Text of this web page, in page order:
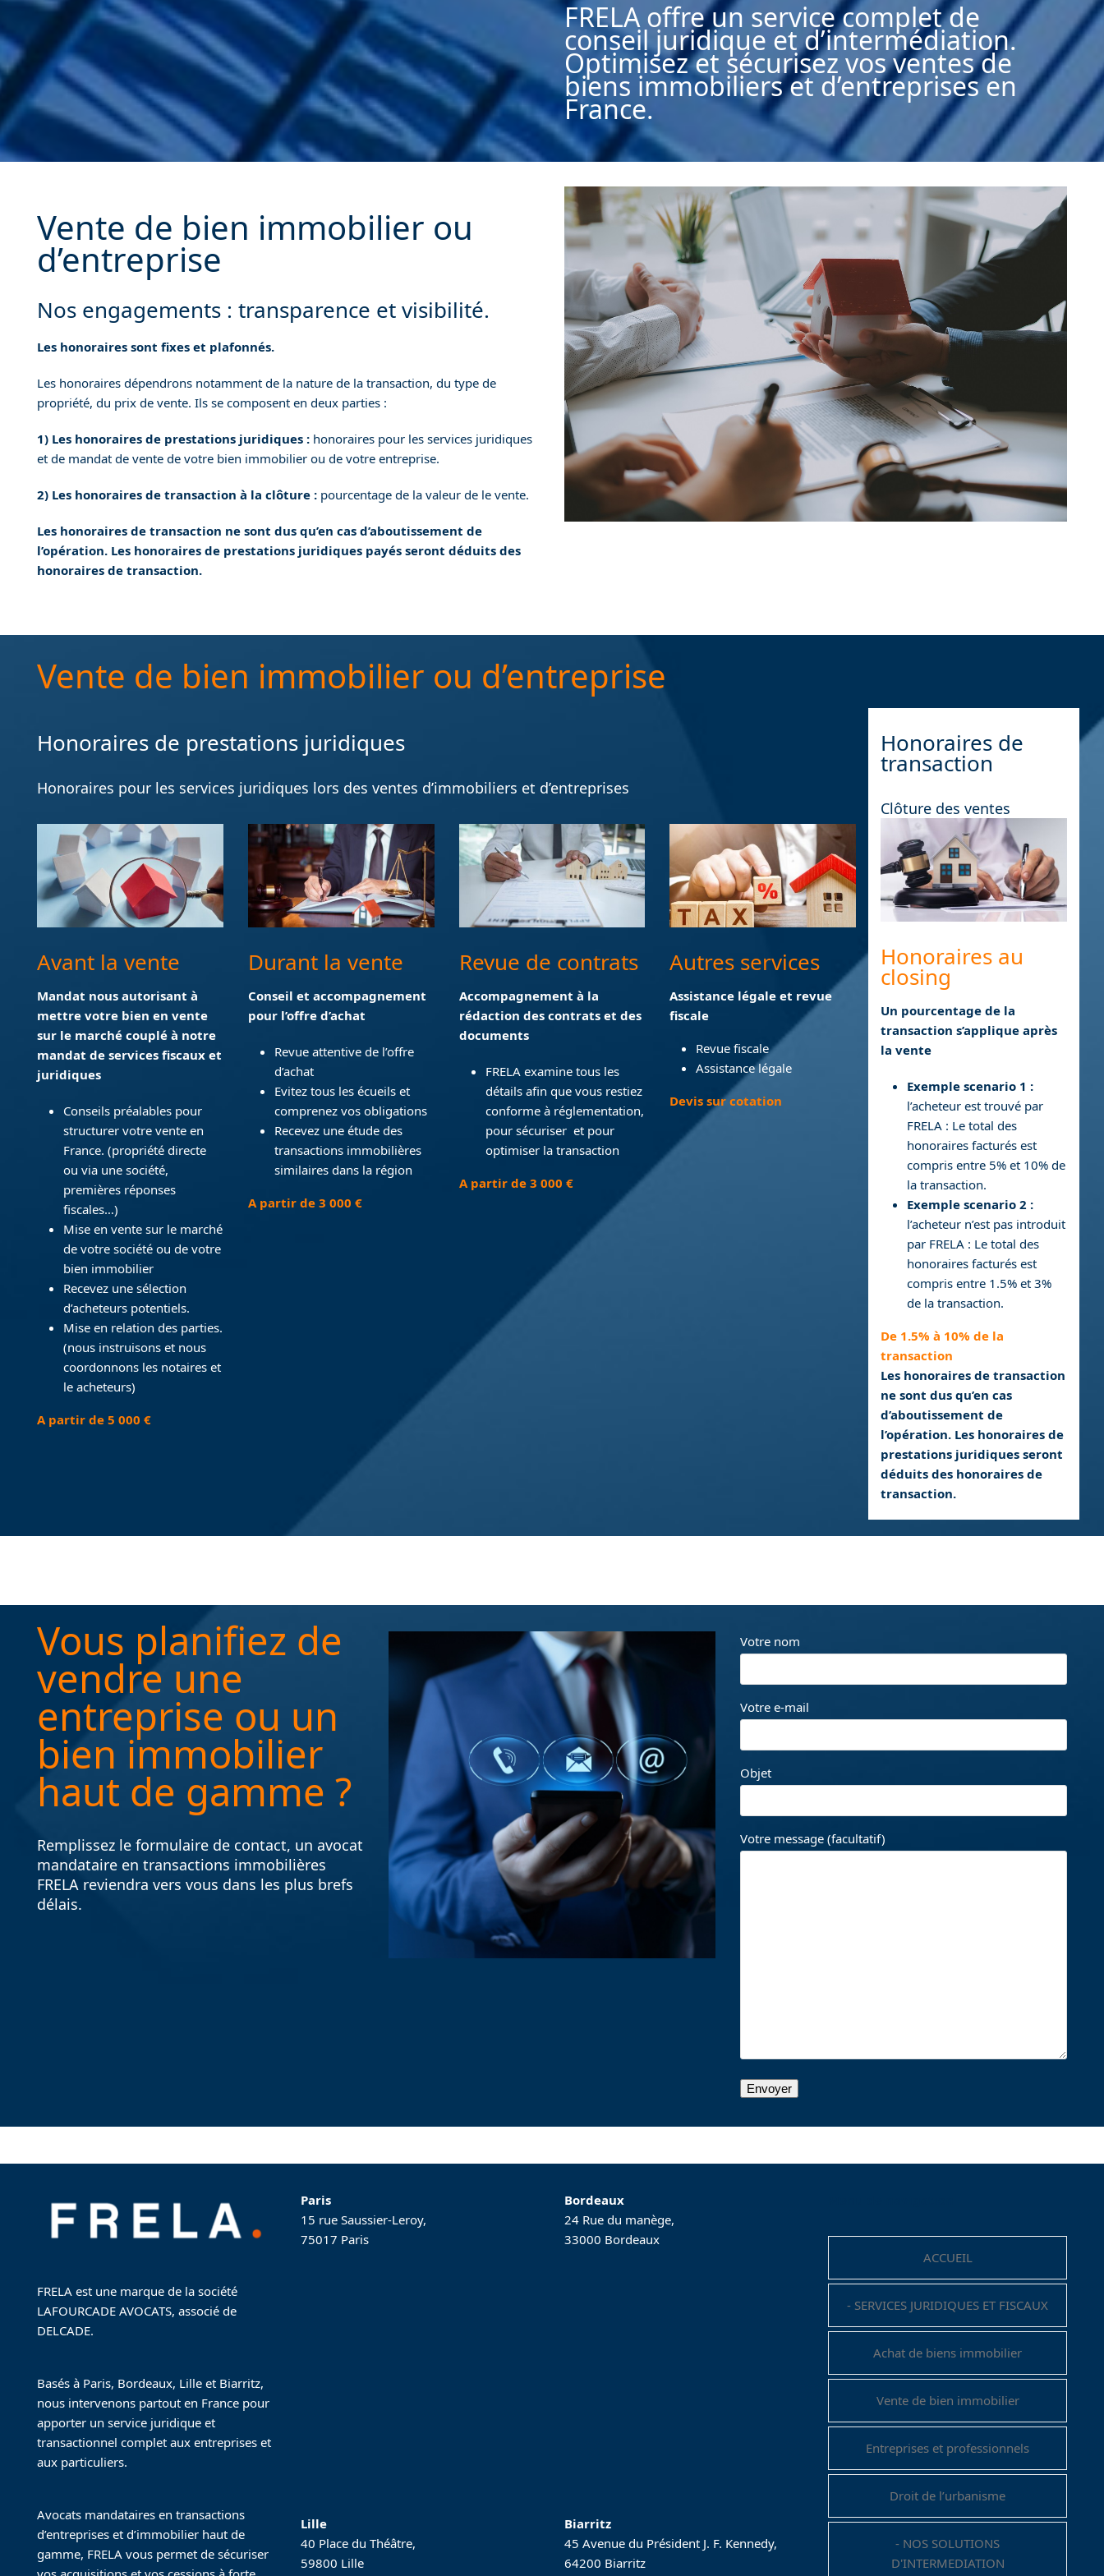
FRELA offre un service complet de
conseil juridique et d’intermédiation.
Optimisez et sécurisez vos ventes de
biens immobiliers et d’entreprises en
France.
Vente de bien immobilier ou
d’entreprise
Nos engagements : transparence et visibilité.
Les honoraires sont fixes et plafonnés.
Les honoraires dépendrons notamment de la nature de la transaction, du type de
propriété, du prix de vente. Ils se composent en deux parties :
1) Les honoraires de prestations juridiques : honoraires pour les services juridiques
et de mandat de vente de votre bien immobilier ou de votre entreprise.
2) Les honoraires de transaction à la clôture : pourcentage de la valeur de le vente.
Les honoraires de transaction ne sont dus qu’en cas d’aboutissement de
l’opération. Les honoraires de prestations juridiques payés seront déduits des
honoraires de transaction.
Vente de bien immobilier ou d’entreprise
Honoraires de prestations juridiques
Honoraires pour les services juridiques lors des ventes d’immobiliers et d’entreprises
Avant la vente
Mandat nous autorisant à
mettre votre bien en vente
sur le marché couplé à notre
mandat de services fiscaux et
juridiques
Conseils préalables pour
structurer votre vente en
France. (propriété directe
ou via une société,
premières réponses
fiscales…)
Mise en vente sur le marché
de votre société ou de votre
bien immobilier
Recevez une sélection
d’acheteurs potentiels.
Mise en relation des parties.
(nous instruisons et nous
coordonnons les notaires et
le acheteurs)
A partir de 5 000 €
Durant la vente
Conseil et accompagnement
pour l’offre d’achat
Revue attentive de l’offre
d’achat
Evitez tous les écueils et
comprenez vos obligations
Recevez une étude des
transactions immobilières
similaires dans la région
A partir de 3 000 €
Revue de contrats
Accompagnement à la
rédaction des contrats et des
documents
FRELA examine tous les
détails afin que vous restiez
conforme à réglementation,
pour sécuriser et pour
optimiser la transaction
A partir de 3 000 €
Autres services
Assistance légale et revue
fiscale
Revue fiscale
Assistance légale
Devis sur cotation
Honoraires de
transaction
Clôture des ventes
Honoraires au
closing
Un pourcentage de la
transaction s’applique après
la vente
Exemple scenario 1 :
l’acheteur est trouvé par
FRELA : Le total des
honoraires facturés est
compris entre 5% et 10% de
la transaction.
Exemple scenario 2 :
l’acheteur n’est pas introduit
par FRELA : Le total des
honoraires facturés est
compris entre 1.5% et 3%
de la transaction.
De 1.5% à 10% de la
transaction
Les honoraires de transaction
ne sont dus qu’en cas
d’aboutissement de
l’opération. Les honoraires de
prestations juridiques seront
déduits des honoraires de
transaction.
Vous planifiez de
vendre une
entreprise ou un
bien immobilier
haut de gamme ?
Remplissez le formulaire de contact, un avocat
mandataire en transactions immobilières
FRELA reviendra vers vous dans les plus brefs
délais.
Votre nom
Votre e-mail
Objet
Votre message (facultatif)
FRELA est une marque de la société
LAFOURCADE AVOCATS, associé de
DELCADE.
Basés à Paris, Bordeaux, Lille et Biarritz,
nous intervenons partout en France pour
apporter un service juridique et
transactionnel complet aux entreprises et
aux particuliers.
Avocats mandataires en transactions
d’entreprises et d’immobilier haut de
gamme, FRELA vous permet de sécuriser
Paris
15 rue Saussier-Leroy,
75017 Paris
Lille
40 Place du Théâtre,
59800 Lille
Bordeaux
24 Rue du manège,
33000 Bordeaux
Biarritz
45 Avenue du Président J. F. Kennedy,
64200 Biarritz
ACCUEIL
- SERVICES JURIDIQUES ET FISCAUX
Achat de biens immobilier
Vente de bien immobilier
Entreprises et professionnels
Droit de l’urbanisme
- NOS SOLUTIONS
D'INTERMEDIATION